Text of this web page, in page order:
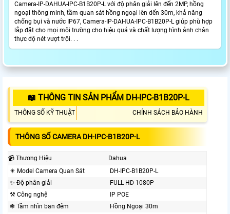
Camera-IP-DAHUA-IPC-B1B20P-L với độ phân giải lên đến 2MP, hồng
ngoại thông minh, tầm quan sát hồng ngoại lên đến 30m, khả năng
chống bụi và nước IP67, Camera-IP-DAHUA-IPC-B1B20P-L giúp phù hợp
lắp đặt cho mọi môi trường cho hiệu quả và chất lượng hình ảnh chân
thực độ nét vượt trội. . .
📖 THÔNG TIN SẢN PHẨM DH-IPC-B1B20P-L
THÔNG SỐ KỸ THUẬT CHÍNH SÁCH BẢO HÀNH
THÔNG SỐ CAMERA DH-IPC-B1B20P-L
📹 Thương Hiệu
Dahua
✴️ Model Camera Quan Sát
DH-IPC-B1B20P-L
✨ Độ phân giải
FULL HD 1080P
⚒ Công nghệ
IP POE
❃ Tầm nhìn ban đêm
Hồng Ngoại 30m